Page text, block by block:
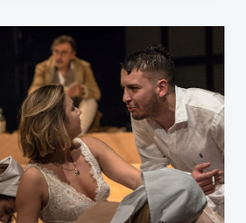
ПОЗОРИШНОГ
МУЗЕЈА
ВОЈВОДИНЕ
У
СНП-
У